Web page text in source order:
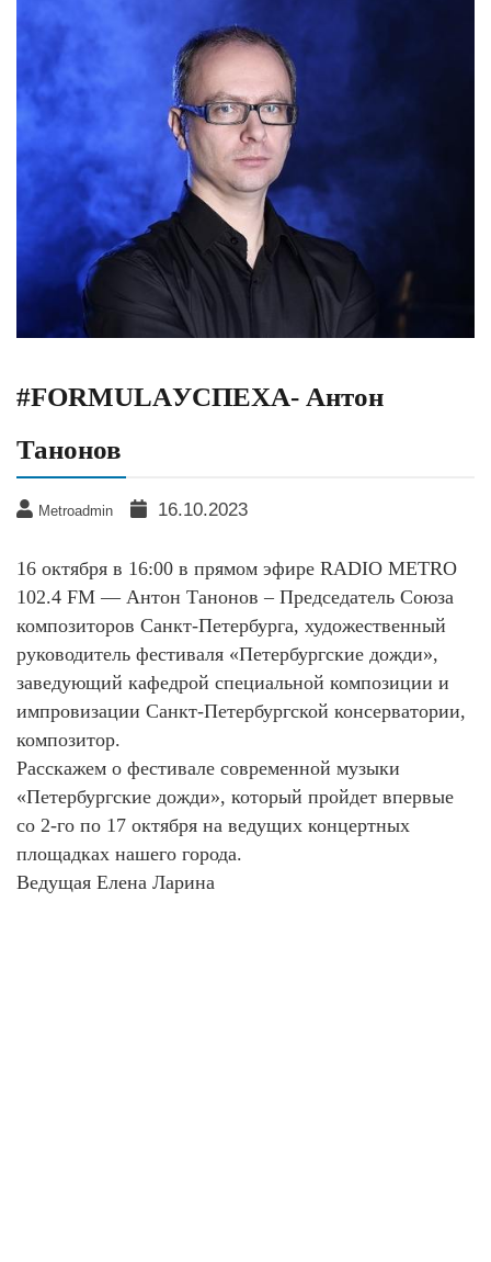
#FORMULAУСПЕХА- Антон
Танонов
Metroadmin 16.10.2023
16 октября в 16:00 в прямом эфире RADIO METRO
102.4 FM — Антон Танонов – Председатель Союза
композиторов Санкт-Петербурга, художественный
руководитель фестиваля «Петербургские дожди»,
заведующий кафедрой специальной композиции и
импровизации Санкт-Петербургской консерватории,
композитор.
Расскажем о фестивале современной музыки
«Петербургские дожди», который пройдет впервые
со 2-го по 17 октября на ведущих концертных
площадках нашего города.
Ведущая Елена Ларина